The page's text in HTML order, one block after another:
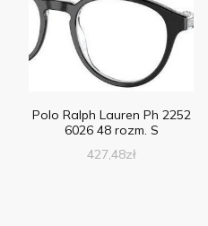
Polo Ralph Lauren Ph 2252
6026 48 rozm. S
427,48zł